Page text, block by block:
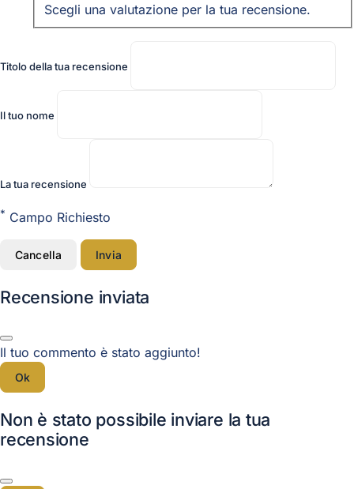
Scegli una valutazione per la tua recensione.
Titolo della tua recensione
Il tuo nome
La tua recensione
* Campo Richiesto
Cancella Invia
Recensione inviata
Il tuo commento è stato aggiunto!
Ok
Non è stato possibile inviare la tua
recensione